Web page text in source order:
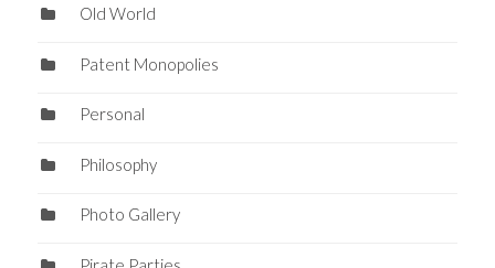
Old World
Patent Monopolies
Personal
Philosophy
Photo Gallery